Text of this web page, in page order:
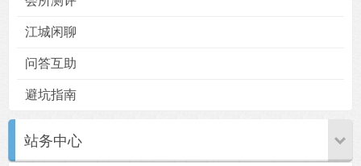
江城闲聊
问答互助
避坑指南
站务中心